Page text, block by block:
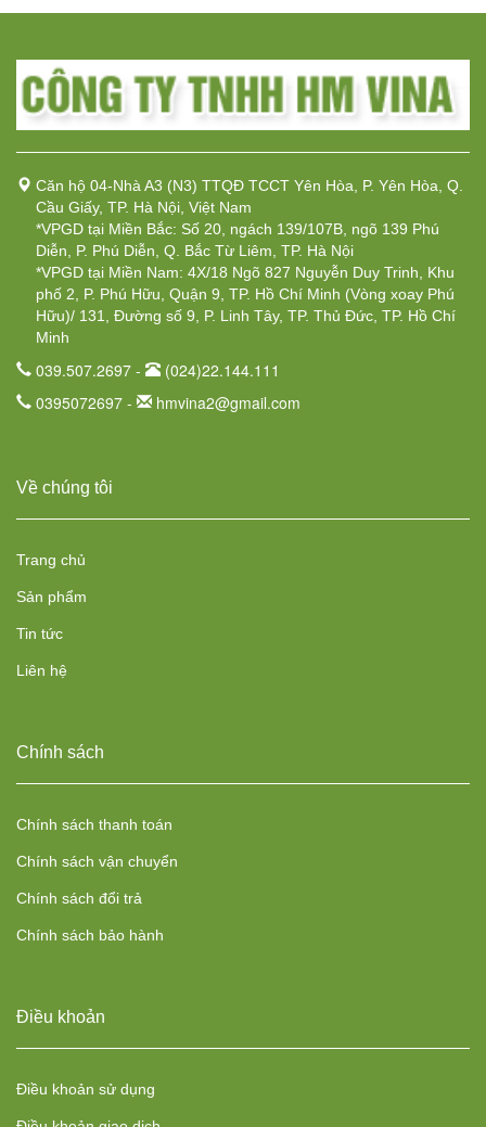
Căn hộ 04-Nhà A3 (N3) TTQĐ TCCT Yên Hòa, P. Yên Hòa, Q.
Cầu Giấy, TP. Hà Nội, Việt Nam
*VPGD tại Miền Bắc: Số 20, ngách 139/107B, ngõ 139 Phú
Diễn, P. Phú Diễn, Q. Bắc Từ Liêm, TP. Hà Nội
*VPGD tại Miền Nam: 4X/18 Ngõ 827 Nguyễn Duy Trinh, Khu
phố 2, P. Phú Hữu, Quận 9, TP. Hồ Chí Minh (Vòng xoay Phú
Hữu)/ 131, Đường số 9, P. Linh Tây, TP. Thủ Đức, TP. Hồ Chí
Minh
039.507.2697 -
(024)22.144.111
0395072697 -
hmvina2@gmail.com
Về chúng tôi
Trang chủ
Sản phẩm
Tin tức
Liên hệ
Chính sách
Chính sách thanh toán
Chính sách vận chuyển
Chính sách đổi trả
Chính sách bảo hành
Điều khoản
Điều khoản sử dụng